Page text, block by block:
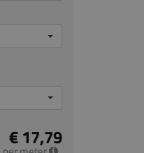
€ 17,79